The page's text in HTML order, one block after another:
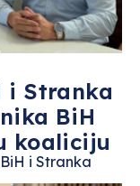
i Stranka
BiH
koaliciju
i Stranka